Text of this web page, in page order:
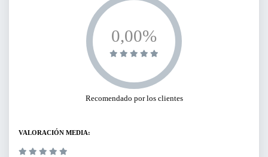
0,00%
Recomendado por los clientes
VALORACIÓN MEDIA: